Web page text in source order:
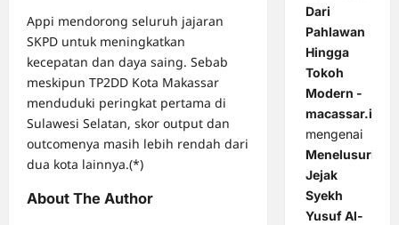
Appi mendorong seluruh jajaran
SKPD untuk meningkatkan
kecepatan dan daya saing. Sebab
meskipun TP2DD Kota Makassar
menduduki peringkat pertama di
Sulawesi Selatan, skor output dan
outcomenya masih lebih rendah dari
dua kota lainnya.(*)
About The Author
Dari
Pahlawan
Hingga
Tokoh
Modern -
macassar.id
mengenai
Menelusuri
Jejak
Syekh
Yusuf Al-